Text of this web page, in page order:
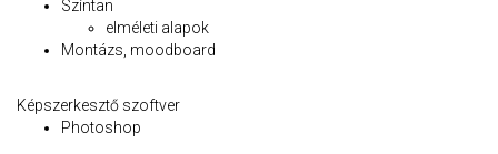
Színtan
elméleti alapok
Montázs, moodboard
Képszerkesztő szoftver
Photoshop